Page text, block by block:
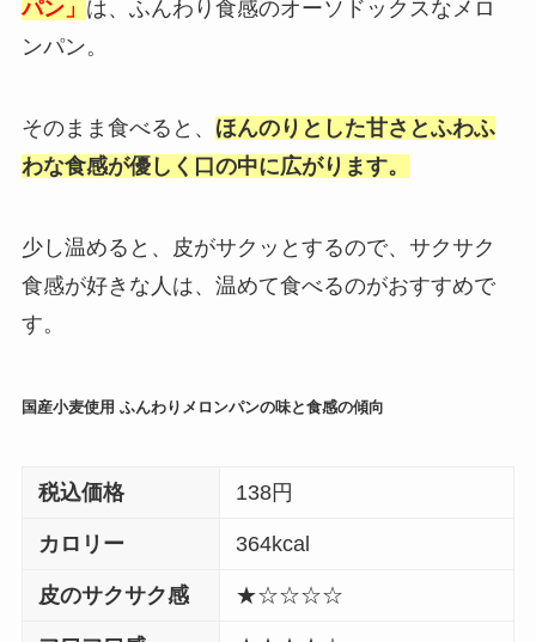
パン」 は、ふんわり食感のオーソドックスなメロ
ンパン。
そのまま食べると、 ほんのりとした甘さとふわふ
わな食感が優しく口の中に広がります。
少し温めると、皮がサクッとするので、サクサク
食感が好きな人は、温めて食べるのがおすすめで
す。
国産小麦使用 ふんわりメロンパンの味と食感の傾向
税込価格 138円
カロリー 364kcal
皮のサクサク感 ★☆☆☆☆